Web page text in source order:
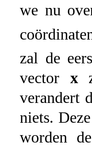
we nu
zal de
vector x
verandert
niets.
worden